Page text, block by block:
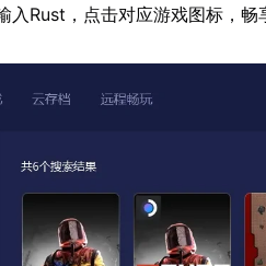
Rust，点击对应游戏图标，畅